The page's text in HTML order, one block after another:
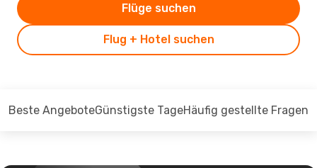
Flug + Hotel suchen
Flüge suchen
Beste AngeboteGünstigste TageHäufig gestellte Fragen